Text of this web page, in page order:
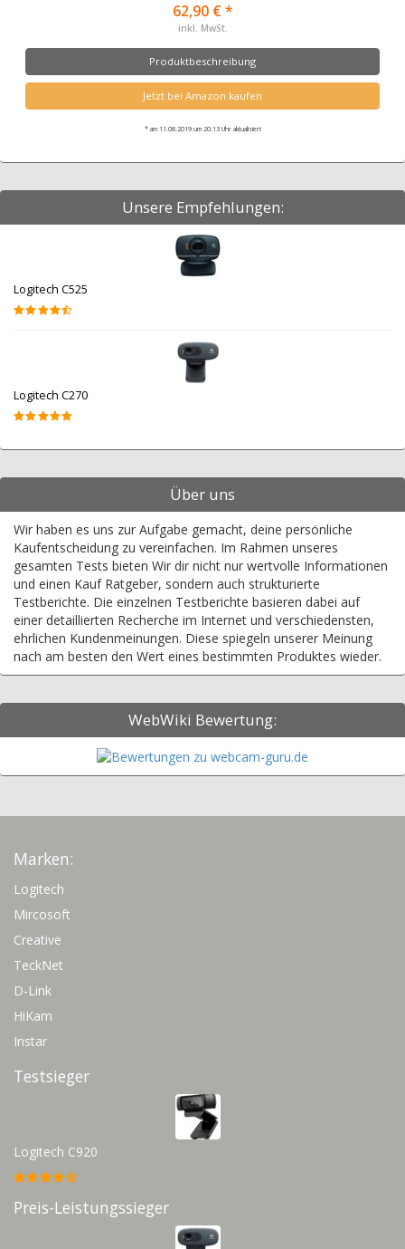
62,90 € *
inkl. MwSt.
Produktbeschreibung
Jetzt bei Amazon kaufen
* am 11.08.2019 um 20:13 Uhr aktualisiert
Unsere Empfehlungen:
Logitech C525
Logitech C270
Über uns
Wir haben es uns zur Aufgabe gemacht, deine persönliche
Kaufentscheidung zu vereinfachen. Im Rahmen unseres
gesamten Tests bieten Wir dir nicht nur wertvolle Informationen
und einen Kauf Ratgeber, sondern auch strukturierte
Testberichte. Die einzelnen Testberichte basieren dabei auf
einer detaillierten Recherche im Internet und verschiedensten,
ehrlichen Kundenmeinungen. Diese spiegeln unserer Meinung
nach am besten den Wert eines bestimmten Produktes wieder.
WebWiki Bewertung:
Marken:
Logitech
Mircosoft
Creative
TeckNet
D-Link
HiKam
Instar
Testsieger
Logitech C920
Preis-Leistungssieger